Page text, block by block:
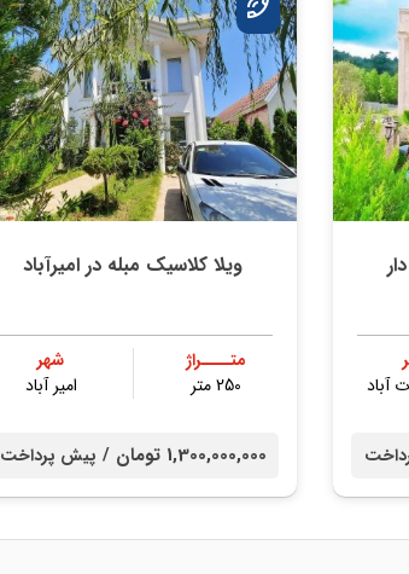
دار
آباد
ویلا کلاسیک مبله در امیرآباد
متــــراژ
250 متر
شهر
امیر آباد
1,300,000,000 تومان / پیش پرداخت